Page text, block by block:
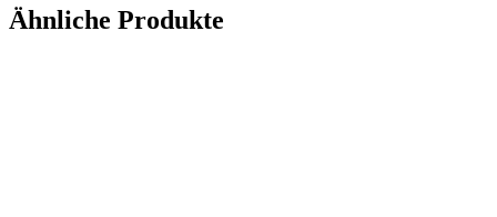
Ähnliche Produkte